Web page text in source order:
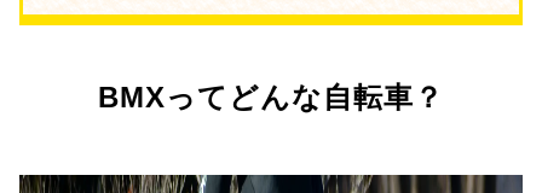
BMXってどんな自転車？